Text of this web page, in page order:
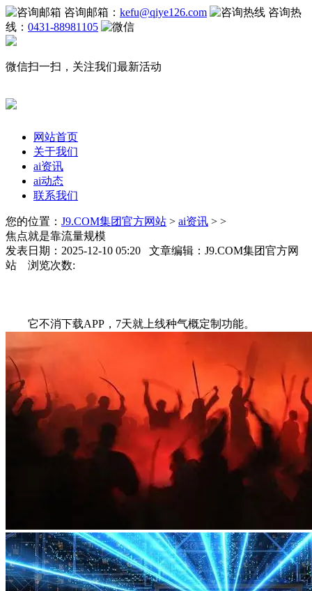
咨询邮箱： kefu@qiye126.com
咨询热
线： 0431-88981105
微信扫一扫，关注我们最新活动
网站首页
关于我们
ai资讯
ai动态
联系我们
您的位置： J9.COM集团官方网站 > ai资讯 > >
焦点就是靠流量规模
发表日期：2025-12-10 05:20 文章编辑：J9.COM集团官方网
站 浏览次数:
它不消下载APP，7天就上线种气概定制功能。